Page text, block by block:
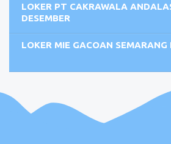
LOKER PT CAKRAWALA
DESEMBER
LOKER MIE GACOAN SEMARANG